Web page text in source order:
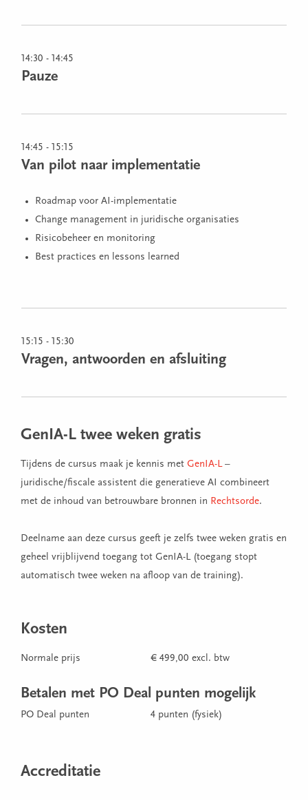
14:30 - 14:45
Pauze
14:45 - 15:15
Van pilot naar implementatie
Roadmap voor AI-implementatie
Change management in juridische organisaties
Risicobeheer en monitoring
Best practices en lessons learned
15:15 - 15:30
Vragen, antwoorden en afsluiting
GenIA-L twee weken gratis
Tijdens de cursus maak je kennis met GenIA-L–
juridische/fiscale assistent die generatieve AI combineert
met de inhoud van betrouwbare bronnen in Rechtsorde.
Deelname aan deze cursus geeft je zelfs twee weken gratis en
geheel vrijblijvend toegang tot GenIA-L (toegang stopt
automatisch twee weken na afloop van de training).
Kosten
Normale prijs € 499,00 excl. btw
Betalen met PO Deal punten mogelijk
PO Deal punten 4 punten (fysiek)
Accreditatie